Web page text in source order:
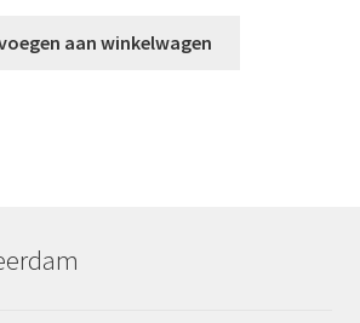
aan winkelwagen